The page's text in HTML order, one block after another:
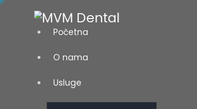
Početna
O nama
Usluge